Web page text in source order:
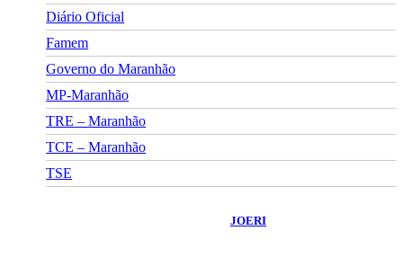
Diário Oficial
Famem
Governo do Maranhão
MP-Maranhão
TRE – Maranhão
TCE – Maranhão
TSE
JOERI